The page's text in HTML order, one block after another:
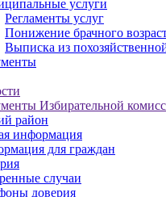
услуги
Регламенты услуг
Понижение брачного
Выписка из
Избирательной
район
информация
для граждан
случаи
доверия